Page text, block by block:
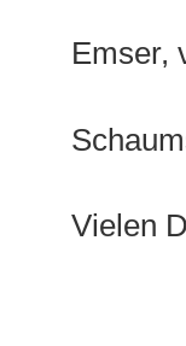
Emser,
11
Vielen
euch